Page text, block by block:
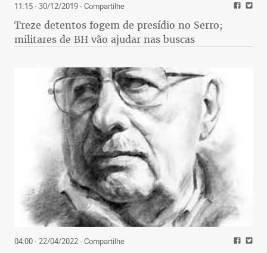
11:15 - 30/12/2019- Compartilhe
Treze detentos fogem de presídio no Serro;
militares de BH vão ajudar nas buscas
04:00 - 22/04/2022- Compartilhe